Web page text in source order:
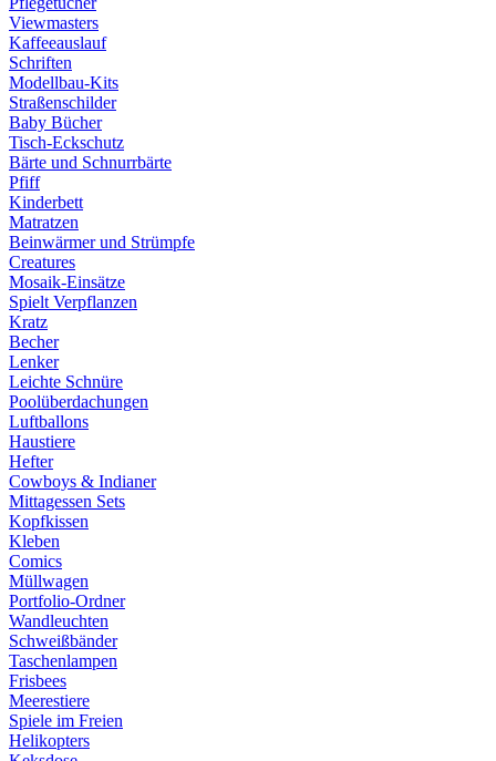
Viewmasters
Kaffeeauslauf
Schriften
Modellbau-Kits
Straßenschilder
Baby Bücher
Tisch-Eckschutz
Bärte und Schnurrbärte
Pfiff
Kinderbett
Matratzen
Beinwärmer und Strümpfe
Creatures
Mosaik-Einsätze
Spielt Verpflanzen
Kratz
Becher
Lenker
Leichte Schnüre
Poolüberdachungen
Luftballons
Haustiere
Hefter
Cowboys & Indianer
Mittagessen Sets
Kopfkissen
Kleben
Comics
Müllwagen
Portfolio-Ordner
Wandleuchten
Schweißbänder
Taschenlampen
Frisbees
Meerestiere
Spiele im Freien
Helikopters